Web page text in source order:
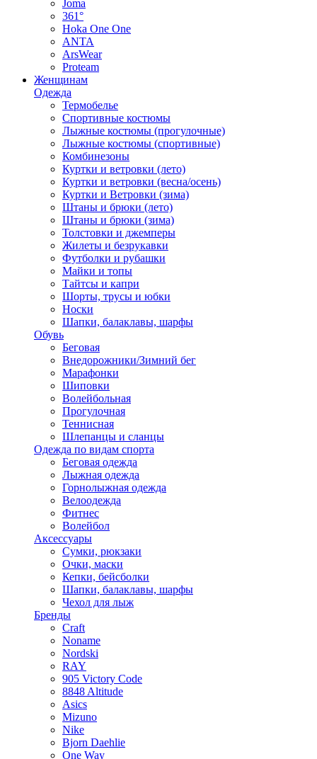
Joma
361°
Hoka One One
ANTA
ArsWear
Proteam
Женщинам
Одежда
Термобелье
Спортивные костюмы
Лыжные костюмы (прогулочные)
Лыжные костюмы (спортивные)
Комбинезоны
Куртки и ветровки (лето)
Куртки и ветровки (весна/осень)
Куртки и Ветровки (зима)
Штаны и брюки (лето)
Штаны и брюки (зима)
Толстовки и джемперы
Жилеты и безрукавки
Футболки и рубашки
Майки и топы
Тайтсы и капри
Шорты, трусы и юбки
Носки
Шапки, балаклавы, шарфы
Обувь
Беговая
Внедорожники/Зимний бег
Марафонки
Шиповки
Волейбольная
Прогулочная
Теннисная
Шлепанцы и сланцы
Одежда по видам спорта
Беговая одежда
Лыжная одежда
Горнолыжная одежда
Велоодежда
Фитнес
Волейбол
Аксессуары
Сумки, рюкзаки
Очки, маски
Кепки, бейсболки
Шапки, балаклавы, шарфы
Чехол для лыж
Бренды
Craft
Noname
Nordski
RAY
905 Victory Code
8848 Altitude
Asics
Mizuno
Nike
Bjorn Daehlie
One Way